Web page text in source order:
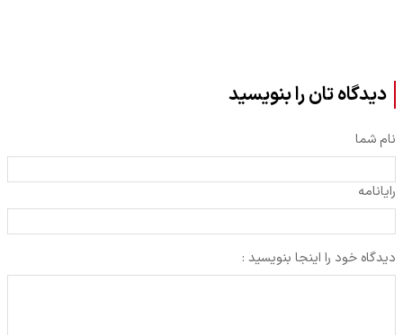
دیدگاه تان را بنویسید
نام شما
رایانامه
دیدگاه خود را اینجا بنویسید :